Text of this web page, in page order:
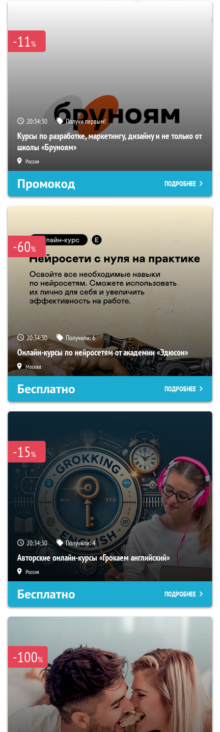
-11%
20:34:29 Получи первым!
Курсы по разработке, маркетингу, дизайну и не только от
школы «Бруноям»
Россия
Промокод ПОДРОБНЕЕ
-60%
20:34:29 Получили:6
Онлайн-курсы по нейросетям от академии «Эдюсон»
Москва
Бесплатно ПОДРОБНЕЕ
-15%
20:34:29 Получили:4
Авторские онлайн-курсы «Грокаем английский»
Россия
Бесплатно ПОДРОБНЕЕ
-100%